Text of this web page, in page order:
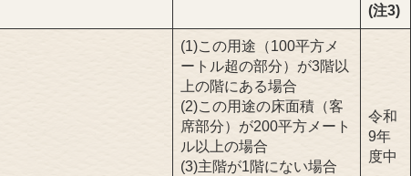
(注3)
(1)この用途（100平方メ
ートル超の部分）が3階以
上の階にある場合
(2)この用途の床面積（客
席部分）が200平方メート
ル以上の場合
(3)主階が1階にない場合
令和
9年
度中